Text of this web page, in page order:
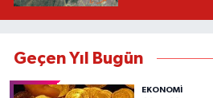
Geçen Yıl Bugün
EKONOMİ